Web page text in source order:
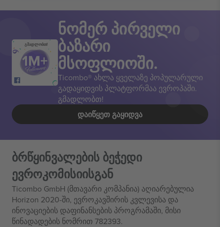
გმადლობთ!
ნომერ პირველი
ბაზარი
მსოფლიოში.
Ticombo® ახლა ყველაზე პოპულარული
გადაყიდვის პლატფორმაა ევროპაში.
გმადლობთ!
ᲓᲐᲘᲬᲧᲔᲗ ᲒᲐᲧᲘᲓᲕᲐ
ბრწყინვალების ბეჭედი
ევროკომისიისგან
Ticombo GmbH (მთავარი კომპანია) აღიარებულია
Horizon 2020-ში, ევროკავშირის კვლევისა და
ინოვაციების დაფინანსების პროგრამაში, მისი
წინადადების ნომრით 782393.